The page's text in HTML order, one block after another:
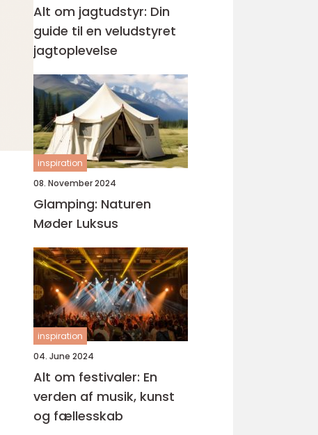
Alt om jagtudstyr: Din
guide til en veludstyret
jagtoplevelse
inspiration
08. November 2024
Glamping: Naturen
Møder Luksus
inspiration
04. June 2024
Alt om festivaler: En
verden af musik, kunst
og fællesskab